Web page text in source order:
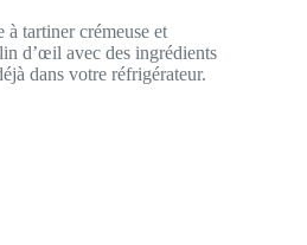
à tartiner crémeuse et
d’œil avec des ingrédients
dans votre réfrigérateur.